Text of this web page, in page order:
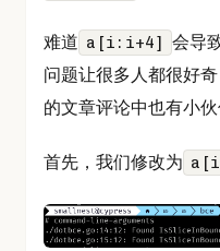
难道 a[i:i+4]
会导
问题让很多人都很好
的文章评论中也有小伙
首先，我们修改为